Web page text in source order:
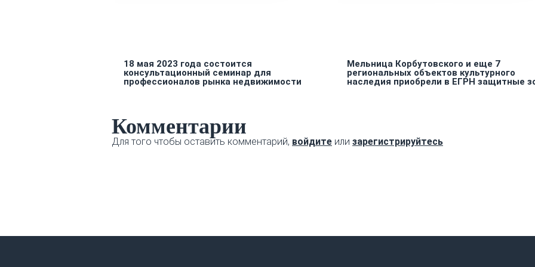
18 мая 2023 года состоится
консультационный семинар для
профессионалов рынка недвижимости
Мельница Корбутовского и еще 7
региональных объектов культурного
наследия приобрели в ЕГРН защитные
Комментарии
Для того чтобы оставить комментарий, войдите или зарегистрируйтесь